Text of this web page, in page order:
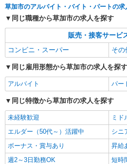
草加市のアルバイト・バイト・パートの求
同じ職種から草加市の求人を探す
販売・接客サービ
コンビニ・スーパー
その
同じ雇用形態から草加市の求人を探す
アルバイト パー
同じ特徴から草加市の求人を探す
未経験歓迎
ミド
エルダー（50代～）活躍中
シニ
ボーナス・賞与あり
昇給
週2～3日勤務OK
短時